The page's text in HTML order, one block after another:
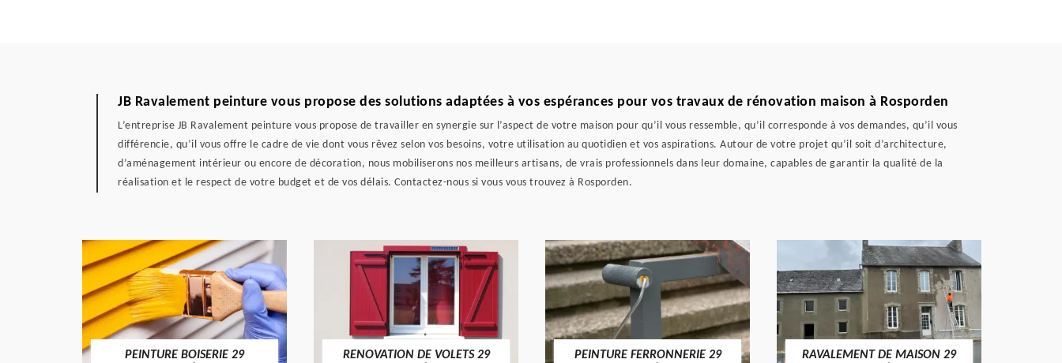
JB Ravalement peinture vous propose des solutions adaptées à vos espérances pour vos travaux de rénovation maison à Rosporden
L’entreprise JB Ravalement peinture vous propose de travailler en synergie sur l’aspect de votre maison pour qu’il vous ressemble, qu’il corresponde à vos demandes, qu’il vous
différencie, qu’il vous offre le cadre de vie dont vous rêvez selon vos besoins, votre utilisation au quotidien et vos aspirations. Autour de votre projet qu’il soit d’architecture,
d’aménagement intérieur ou encore de décoration, nous mobiliserons nos meilleurs artisans, de vrais professionnels dans leur domaine, capables de garantir la qualité de la
réalisation et le respect de votre budget et de vos délais. Contactez-nous si vous vous trouvez à Rosporden.
PEINTURE BOISERIE 29
RENOVATION DE VOLETS 29
PEINTURE FERRONNERIE 29
RAVALEMENT DE MAISON 29